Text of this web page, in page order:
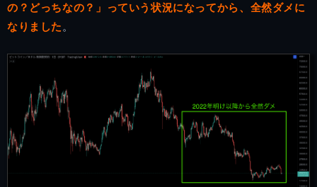
の？どっちなの？」っていう状況になってから、全然ダメに
なりました 。